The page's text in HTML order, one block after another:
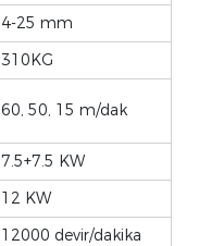
4-25 mm
310KG
60, 50, 15 m/dak
7.5+7.5 KW
12 KW
12000 devir/dakika